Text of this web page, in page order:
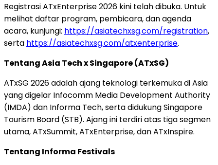
Registrasi ATxEnterprise 2026 kini telah dibuka. Untuk
melihat daftar program, pembicara, dan agenda
acara, kunjungi: https://asiatechxsg.com/registration,
serta https://asiatechxsg.com/atxenterprise.
Tentang Asia Tech x Singapore (ATxSG)
ATxSG 2026 adalah ajang teknologi terkemuka di Asia
yang digelar Infocomm Media Development Authority
(IMDA) dan Informa Tech, serta didukung Singapore
Tourism Board (STB). Ajang ini terdiri atas tiga segmen
utama, ATxSummit, ATxEnterprise, dan ATxInspire.
Tentang Informa Festivals